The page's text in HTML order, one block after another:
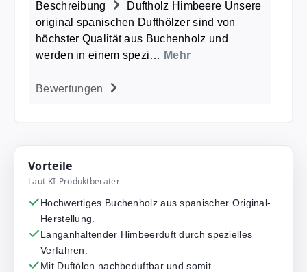
Beschreibung
Duftholz Himbeere Unsere
original spanischen Dufthölzer sind von
höchster Qualität aus Buchenholz und
werden in einem spezi… Mehr
Bewertungen
Vorteile
Laut KI-Produktberater
Hochwertiges Buchenholz aus spanischer Original-
Herstellung.
Langanhaltender Himbeerduft durch spezielles
Verfahren.
Mit Duftölen nachbeduftbar und somit